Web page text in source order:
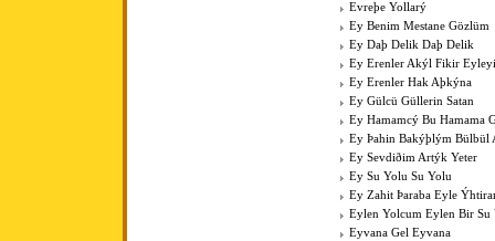
Evreþe Yollarý
Ey Benim Mestane Gözlüm
Ey Daþ Delik Daþ Delik
Ey Erenler Akýl Fikir
Ey Erenler Hak Aþkýna
Ey Gülcü Güllerin Satan
Ey Hamamcý Bu Hamama
Ey Þahin Bakýþlým Bülbül
Ey Sevdiðim Artýk Yeter
Ey Su Yolu Su Yolu
Ey Zahit Þaraba Eyle
Eylen Yolcum Eylen Bir Su
Eyvana Gel Eyvana